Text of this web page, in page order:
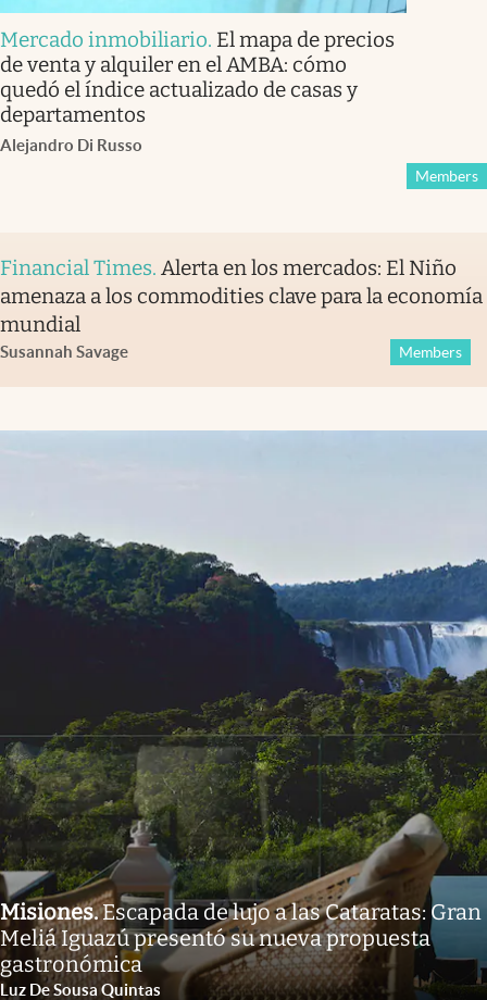
Mercado inmobiliario. El mapa de precios
de venta y alquiler en el AMBA: cómo
quedó el índice actualizado de casas y
departamentos
Alejandro Di Russo
Members
Financial Times. Alerta en los mercados: El Niño
amenaza a los commodities clave para la economía
mundial
Susannah Savage Members
Misiones.Escapada de lujo a las Cataratas: Gran
Meliá Iguazú presentó su nueva propuesta
gastronómica
Luz De Sousa Quintas